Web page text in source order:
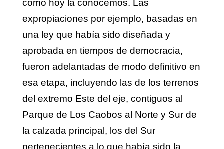
como hoy la conocemos. Las
expropiaciones por ejemplo, basadas en
una ley que había sido diseñada y
aprobada en tiempos de democracia,
fueron adelantadas de modo definitivo en
esa etapa, incluyendo las de los terrenos
del extremo Este del eje, contiguos al
Parque de Los Caobos al Norte y Sur de
la calzada principal, los del Sur
pertenecientes a lo que había sido la